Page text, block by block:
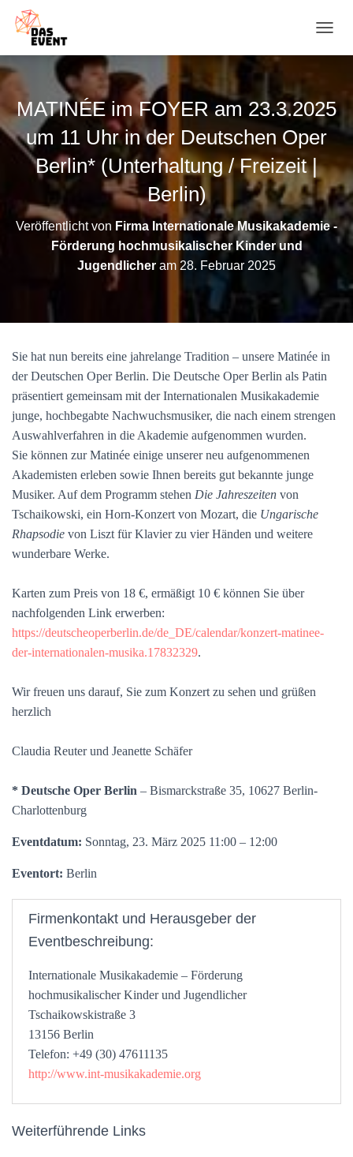
A
G
A
U
M
S
E
N
MATINÉE im FOYER am 23.3.2025
um 11 Uhr in der Deutschen Oper
Berlin* (Unterhaltung / Freizeit |
Berlin)
Veröffentlicht von Firma Internationale Musikakademie -
Förderung hochmusikalischer Kinder und
Jugendlicher am 28. Februar 2025
Sie hat nun bereits eine jahrelange Tradition – unsere Matinée in
der Deutschen Oper Berlin. Die Deutsche Oper Berlin als Patin
präsentiert gemeinsam mit der Internationalen Musikakademie
junge, hochbegabte Nachwuchsmusiker, die nach einem strengen
Auswahlverfahren in die Akademie aufgenommen wurden.
Sie können zur Matinée einige unserer neu aufgenommenen
Akademisten erleben sowie Ihnen bereits gut bekannte junge
Musiker. Auf dem Programm stehen Die Jahreszeiten von
Tschaikowski, ein Horn-Konzert von Mozart, die Ungarische
Rhapsodie von Liszt für Klavier zu vier Händen und weitere
wunderbare Werke.
Karten zum Preis von 18 €, ermäßigt 10 € können Sie über
nachfolgenden Link erwerben:
https://deutscheoperberlin.de/de_DE/calendar/konzert-matinee-
der-internationalen-musika.17832329.
Wir freuen uns darauf, Sie zum Konzert zu sehen und grüßen
herzlich
Claudia Reuter und Jeanette Schäfer
* Deutsche Oper Berlin – Bismarckstraße 35, 10627 Berlin-
Charlottenburg
Eventdatum: Sonntag, 23. März 2025 11:00 – 12:00
Eventort: Berlin
Firmenkontakt und Herausgeber der
Eventbeschreibung:
Internationale Musikakademie – Förderung
hochmusikalischer Kinder und Jugendlicher
Tschaikowskistraße 3
13156 Berlin
Telefon: +49 (30) 47611135
http://www.int-musikakademie.org
Weiterführende Links